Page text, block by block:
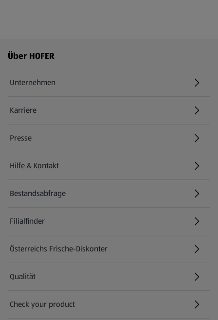
Fußzeilenmenü - weitere Links
Über HOFER
Unternehmen
Karriere
(öffnet in einem neuen Tab)
Presse
Hilfe & Kontakt
(öffnet in einem neuen Tab)
Bestandsabfrage
(öffnet in einem neuen Tab)
Filialfinder
Österreichs Frische-Diskonter
Qualität
Check your product
(öffnet in einem neuen Tab)